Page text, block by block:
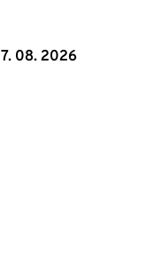
08. 2026